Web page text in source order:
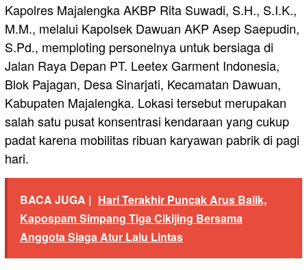
Kapolres Majalengka AKBP Rita Suwadi, S.H., S.I.K.,
M.M., melalui Kapolsek Dawuan AKP Asep Saepudin,
S.Pd., memploting personelnya untuk bersiaga di
Jalan Raya Depan PT. Leetex Garment Indonesia,
Blok Pajagan, Desa Sinarjati, Kecamatan Dawuan,
Kabupaten Majalengka. Lokasi tersebut merupakan
salah satu pusat konsentrasi kendaraan yang cukup
padat karena mobilitas ribuan karyawan pabrik di pagi
hari.
BACA JUGA | Hari Terakhir Puncak Arus Balik,
Kapospam Simpang Tiga Cikijing Bersama
Anggota Siaga Atur Lalu Lintas